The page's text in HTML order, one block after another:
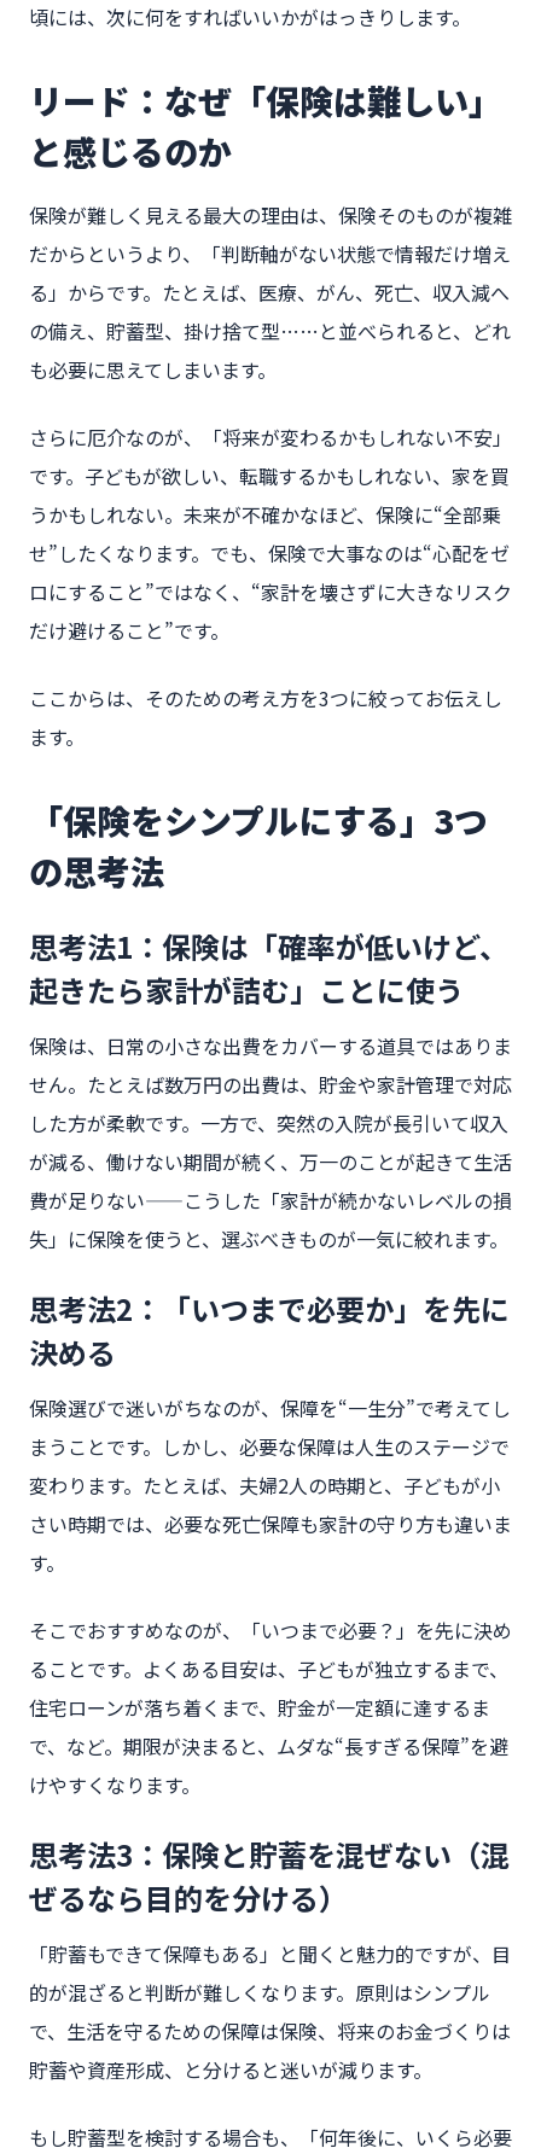
頃には、次に何をすればいいかがはっきりします。
リード：なぜ「保険は難しい」
と感じるのか
保険が難しく見える最大の理由は、保険そのものが複雑
だからというより、「判断軸がない状態で情報だけ増え
る」からです。たとえば、医療、がん、死亡、収入減へ
の備え、貯蓄型、掛け捨て型……と並べられると、どれ
も必要に思えてしまいます。
さらに厄介なのが、「将来が変わるかもしれない不安」
です。子どもが欲しい、転職するかもしれない、家を買
うかもしれない。未来が不確かなほど、保険に“全部乗
せ”したくなります。でも、保険で大事なのは“心配をゼ
ロにすること”ではなく、“家計を壊さずに大きなリスク
だけ避けること”です。
ここからは、そのための考え方を3つに絞ってお伝えし
ます。
「保険をシンプルにする」3つ
の思考法
思考法1：保険は「確率が低いけど、
起きたら家計が詰む」ことに使う
保険は、日常の小さな出費をカバーする道具ではありま
せん。たとえば数万円の出費は、貯金や家計管理で対応
した方が柔軟です。一方で、突然の入院が長引いて収入
が減る、働けない期間が続く、万一のことが起きて生活
費が足りない——こうした「家計が続かないレベルの損
失」に保険を使うと、選ぶべきものが一気に絞れます。
思考法2：「いつまで必要か」を先に
決める
保険選びで迷いがちなのが、保障を“一生分”で考えてし
まうことです。しかし、必要な保障は人生のステージで
変わります。たとえば、夫婦2人の時期と、子どもが小
さい時期では、必要な死亡保障も家計の守り方も違いま
す。
そこでおすすめなのが、「いつまで必要？」を先に決め
ることです。よくある目安は、子どもが独立するまで、
住宅ローンが落ち着くまで、貯金が一定額に達するま
で、など。期限が決まると、ムダな“長すぎる保障”を避
けやすくなります。
思考法3：保険と貯蓄を混ぜない（混
ぜるなら目的を分ける）
「貯蓄もできて保障もある」と聞くと魅力的ですが、目
的が混ざると判断が難しくなります。原則はシンプル
で、生活を守るための保障は保険、将来のお金づくりは
貯蓄や資産形成、と分けると迷いが減ります。
もし貯蓄型を検討する場合も、「何年後に、いくら必要